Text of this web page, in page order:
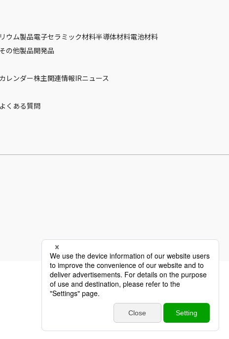
ウム製品電子セラミック材料半導体材料電池材料
その他製品開発品
レンダー株主関連情報IRニュース
よくある質問